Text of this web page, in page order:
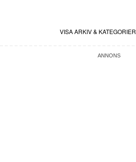
VISA ARKIV & KATEGORIER